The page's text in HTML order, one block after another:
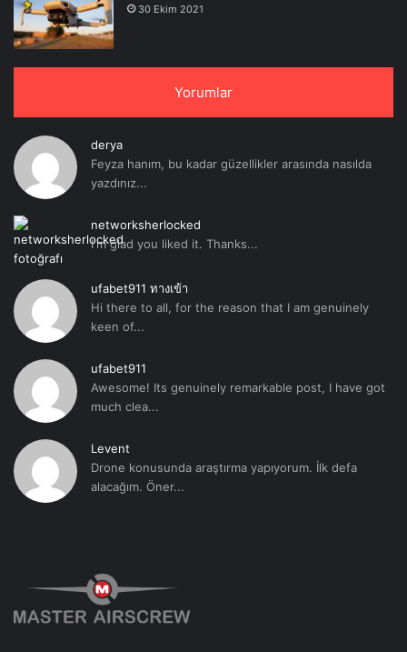
30 Ekim 2021
Yorumlar
derya
Feyza hanım, bu kadar güzellikler arasında nasılda
yazdınız...
networksherlocked
I'm glad you liked it. Thanks...
ufabet911 ทางเข้า
Hi there to all, for the reason that I am genuinely
keen of...
ufabet911
Awesome! Its genuinely remarkable post, I have got
much clea...
Levent
Drone konusunda araştırma yapıyorum. İlk defa
alacağım. Öner...